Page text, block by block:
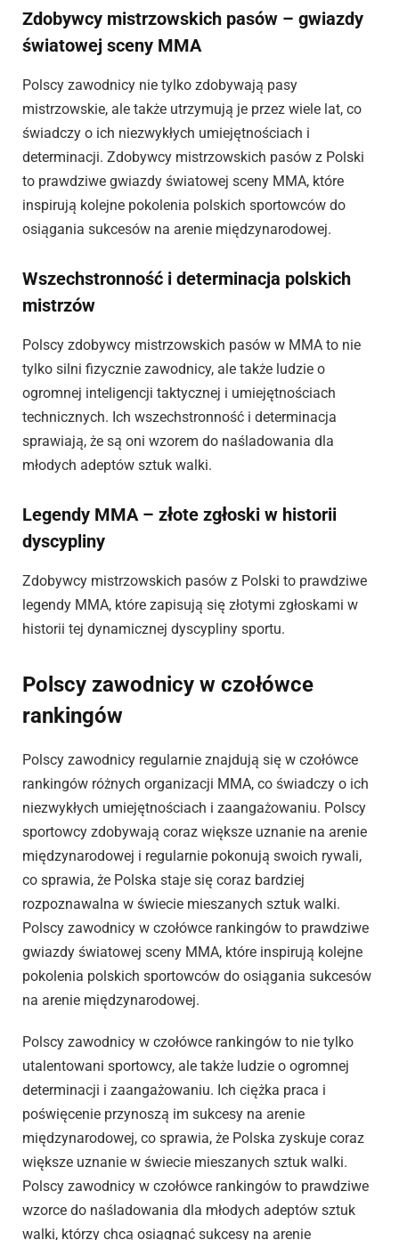
Zdobywcy mistrzowskich pasów – gwiazdy
światowej sceny MMA
Polscy zawodnicy nie tylko zdobywają pasy
mistrzowskie, ale także utrzymują je przez wiele lat, co
świadczy o ich niezwykłych umiejętnościach i
determinacji. Zdobywcy mistrzowskich pasów z Polski
to prawdziwe gwiazdy światowej sceny MMA, które
inspirują kolejne pokolenia polskich sportowców do
osiągania sukcesów na arenie międzynarodowej.
Wszechstronność i determinacja polskich
mistrzów
Polscy zdobywcy mistrzowskich pasów w MMA to nie
tylko silni fizycznie zawodnicy, ale także ludzie o
ogromnej inteligencji taktycznej i umiejętnościach
technicznych. Ich wszechstronność i determinacja
sprawiają, że są oni wzorem do naśladowania dla
młodych adeptów sztuk walki.
Legendy MMA – złote zgłoski w historii
dyscypliny
Zdobywcy mistrzowskich pasów z Polski to prawdziwe
legendy MMA, które zapisują się złotymi zgłoskami w
historii tej dynamicznej dyscypliny sportu.
Polscy zawodnicy w czołówce
rankingów
Polscy zawodnicy regularnie znajdują się w czołówce
rankingów różnych organizacji MMA, co świadczy o ich
niezwykłych umiejętnościach i zaangażowaniu. Polscy
sportowcy zdobywają coraz większe uznanie na arenie
międzynarodowej i regularnie pokonują swoich rywali,
co sprawia, że Polska staje się coraz bardziej
rozpoznawalna w świecie mieszanych sztuk walki.
Polscy zawodnicy w czołówce rankingów to prawdziwe
gwiazdy światowej sceny MMA, które inspirują kolejne
pokolenia polskich sportowców do osiągania sukcesów
na arenie międzynarodowej.
Polscy zawodnicy w czołówce rankingów to nie tylko
utalentowani sportowcy, ale także ludzie o ogromnej
determinacji i zaangażowaniu. Ich ciężka praca i
poświęcenie przynoszą im sukcesy na arenie
międzynarodowej, co sprawia, że Polska zyskuje coraz
większe uznanie w świecie mieszanych sztuk walki.
Polscy zawodnicy w czołówce rankingów to prawdziwe
wzorce do naśladowania dla młodych adeptów sztuk
walki, którzy chcą osiągnąć sukcesy na arenie